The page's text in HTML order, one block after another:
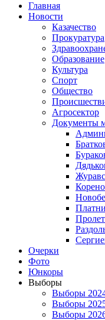
Главная
Новости
Казачество
Прокуратура
Образование
Культура
Спорт
Общество
Агросектор
Документы
Очерки
Фото
Юнкоры
Выборы
Выборы
Выборы
Выборы